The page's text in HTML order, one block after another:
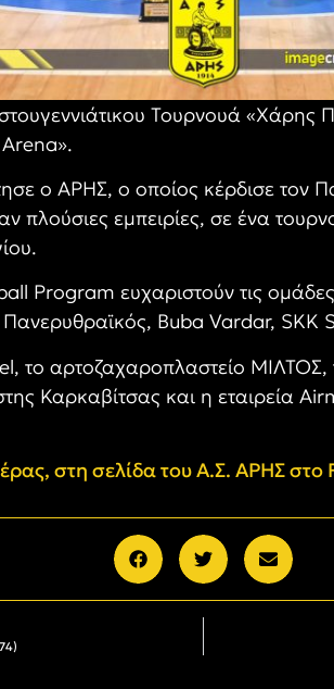
Τουρνουά «Χάρης
ο ΑΡΗΣ, ο οποίος κέρδισε τον
εμπειρίες, σε ένα
Program ευχαριστούν τις
Buba Vardar, SKK
το αρτοζαχαροπλαστείο
Καρκαβίτσας και η εταιρεία
στη σελίδα του Α.Σ. ΑΡΗΣ στο